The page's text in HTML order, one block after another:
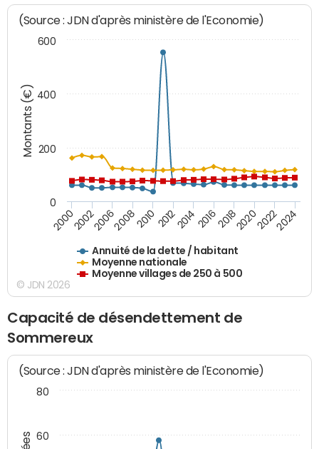
Montants (€)
(Source : JDN d'après ministère de l'Economie)
Annuité de la dette / habitant
Moyenne nationale
Moyenne villages de 250 à 500
20002002200620082010 2012201420162018202020222024
0
200
400
600
© JDN 2026
Capacité de désendettement de
Sommereux
(Source : JDN d'après ministère de l'Economie)
60
80